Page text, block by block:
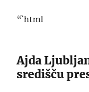
“`html
Ajda
središču